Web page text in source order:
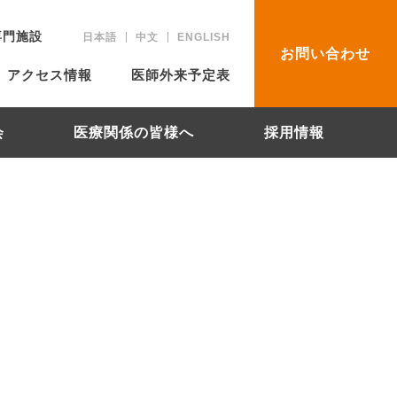
施設 日本語 中文 ENGLISH
アクセス情報 医師外来予定表
お問い合わせ
医療関係の皆様へ 採用情報